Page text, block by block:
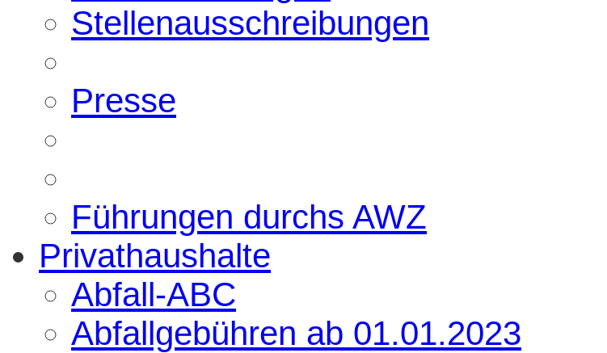
Stellenausschreibungen
Presse
Führungen durchs AWZ
Privathaushalte
Abfall-ABC
Abfallgebühren ab 01.01.2023